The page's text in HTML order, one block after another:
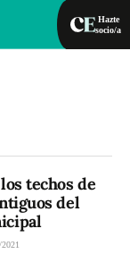
Hazte
socio/a
techos de
del